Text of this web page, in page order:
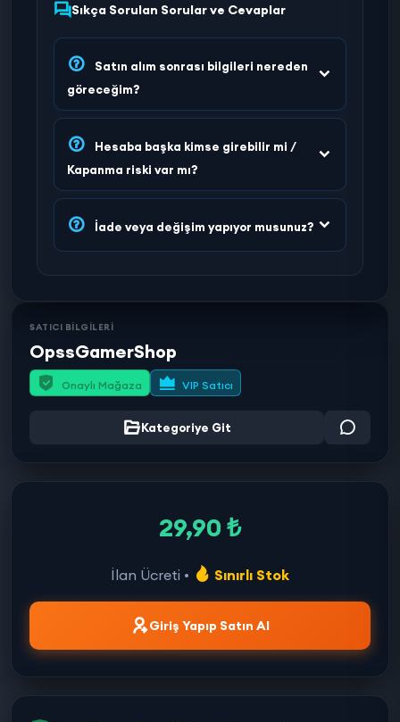
Sıkça Sorulan Sorular ve Cevaplar
Satın alım sonrası bilgileri nereden
göreceğim?
Hesaba başka kimse girebilir mi /
Kapanma riski var mı?
İade veya değişim yapıyor musunuz?
SATICI BİLGİLERİ
OpssGamerShop
Onaylı Mağaza VIP Satıcı
Kategoriye Git
29,90 ₺
İlan Ücreti • Sınırlı Stok
Giriş Yapıp Satın Al